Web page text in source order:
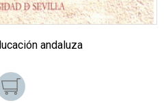
andaluza